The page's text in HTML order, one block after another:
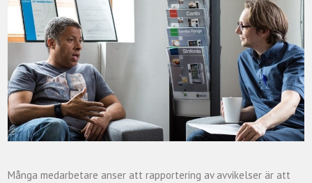
Många medarbetare anser att rapportering av avvikelser är att